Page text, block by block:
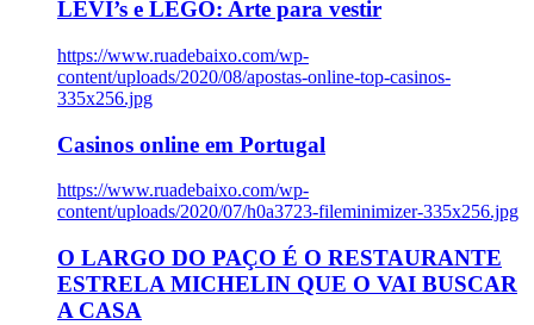
LEVI’s e LEGO: Arte para vestir
https://www.ruadebaixo.com/wp-
content/uploads/2020/08/apostas-online-top-casinos-
335x256.jpg
Casinos online em Portugal
https://www.ruadebaixo.com/wp-
content/uploads/2020/07/h0a3723-fileminimizer-335x256.jpg
O LARGO DO PAÇO É O RESTAURANTE
ESTRELA MICHELIN QUE O VAI BUSCAR
A CASA